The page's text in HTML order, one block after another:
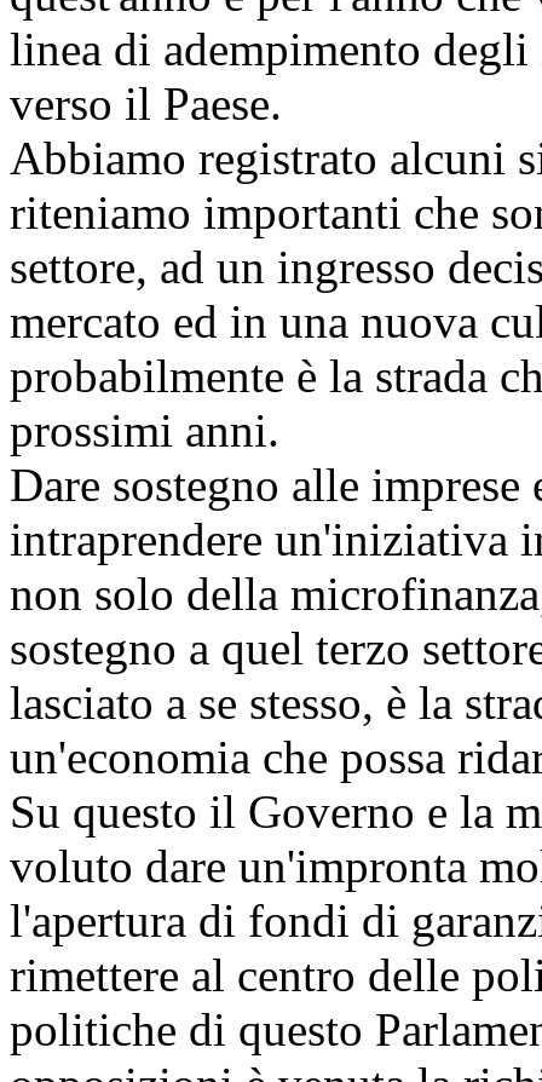
linea di adempimento
verso il Paese.
Abbiamo registrato alcuni
riteniamo importanti che
settore, ad un ingresso
mercato ed in una nuova
probabilmente è la strada
prossimi anni.
Dare sostegno alle
intraprendere un'iniziativa
non solo della
sostegno a quel terzo
lasciato a se stesso, è la
un'economia che possa
Su questo il Governo e la
voluto dare un'impronta
l'apertura di fondi di
rimettere al centro delle
politiche di questo